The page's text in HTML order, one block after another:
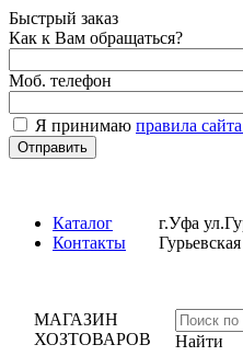
Быстрый заказ
Как к Вам обращаться?
Моб. телефон
Я принимаюправила сайта
Каталог
Контакты
г.Уфа
Гурьевская
МАГАЗИН
ХОЗТОВАРОВ
Найти